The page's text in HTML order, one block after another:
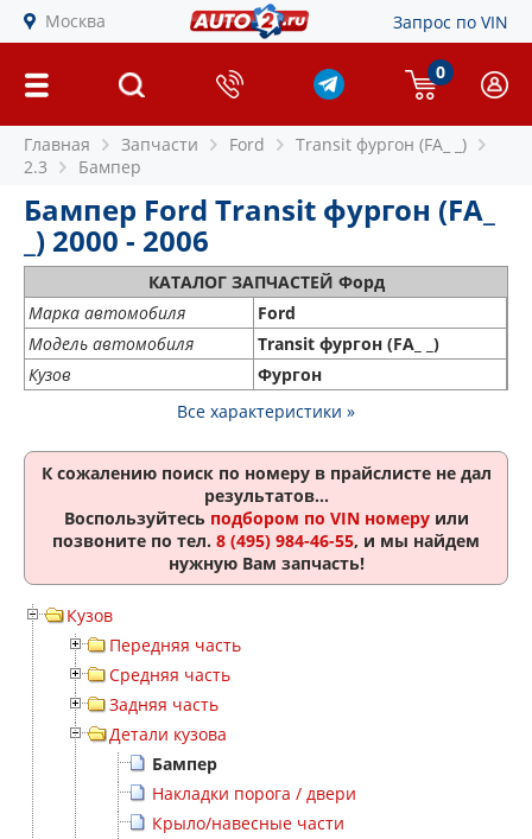
Москва Запрос по VIN
0
Главная Запчасти Ford
Transit фургон (FA_ _)
2.3
Бампер
Бампер Ford Transit фургон (FA_
_) 2000 - 2006
КАТАЛОГ ЗАПЧАСТЕЙ Форд
Марка автомобиля
Ford
Модель автомобиля
Transit фургон (FA_ _)
Кузов
Фургон
Все характеристики »
К сожалению поиск по номеру в прайслисте не дал
результатов...
Воспользуйтесь подбором по VIN номеруили
позвоните по тел. 8 (495) 984-46-55, и мы найдем
нужную Вам запчасть!
Кузов
Передняя часть
Средняя часть
Задняя часть
Детали кузова
Бампер
Накладки порога / двери
Крыло/навесные части